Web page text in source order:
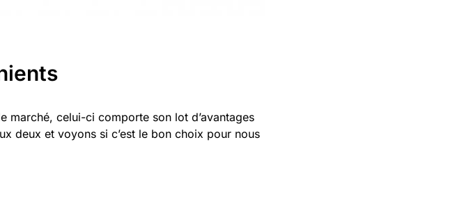
marché, celui-ci comporte son lot d’avantages
deux et voyons si c’est le bon choix pour nous